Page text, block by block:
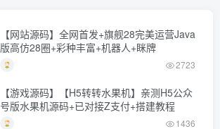
【网站源码】全网首发+旗舰28完美运营Java
版高仿28圈+彩种丰富+机器人+眯牌
2723
【游戏源码】【H5转转水果机】亲测H5公众
号版水果机源码+已对接Z支付+搭建教程
1436